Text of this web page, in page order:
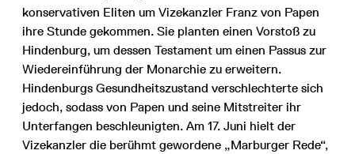
konservativen Eliten um Vizekanzler Franz von Papen
ihre Stunde gekommen. Sie planten einen Vorstoß zu
Hindenburg, um dessen Testament um einen Passus zur
Wiedereinführung der Monarchie zu erweitern.
Hindenburgs Gesundheitszustand verschlechterte sich
jedoch, sodass von Papen und seine Mitstreiter ihr
Unterfangen beschleunigten. Am 17. Juni hielt der
Vizekanzler die berühmt gewordene „Marburger Rede“,